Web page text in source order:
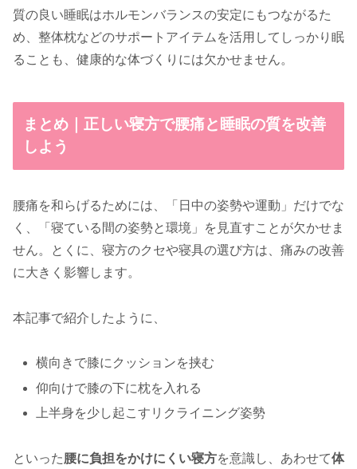
質の良い睡眠はホルモンバランスの安定にもつながるた
め、整体枕などのサポートアイテムを活用してしっかり眠
ることも、健康的な体づくりには欠かせません。
まとめ｜正しい寝方で腰痛と睡眠の質を改善
しよう
腰痛を和らげるためには、「日中の姿勢や運動」だけでな
く、「寝ている間の姿勢と環境」を見直すことが欠かせま
せん。とくに、寝方のクセや寝具の選び方は、痛みの改善
に大きく影響します。
本記事で紹介したように、
横向きで膝にクッションを挟む
仰向けで膝の下に枕を入れる
上半身を少し起こすリクライニング姿勢
といった腰に負担をかけにくい寝方を意識し、あわせて体